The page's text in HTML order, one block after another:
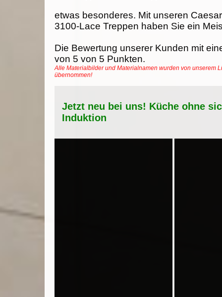
etwas besonderes. Mit unseren
3100-Lace Treppen haben Sie ein
Die Bewertung unserer Kunden mit
von 5 von 5 Punkten.
Alle Materialbilder und Materialnamen wurden von unserem
übernommen!
Jetzt neu bei uns! Küche ohne
Induktion